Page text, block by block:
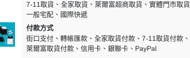
7-11取貨
全家取貨 萊爾富超商取貨
實體門市取貨
一般宅配
國際快遞
付款方式
街口支付
轉帳匯款 全家取貨付款
7-11取貨付款
萊爾富取貨付款
信用卡 銀聯卡 PayPal